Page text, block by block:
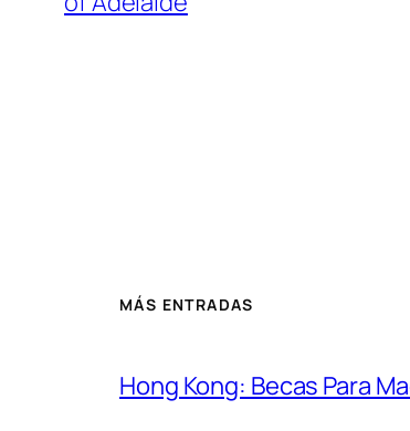
MÁS ENTRADAS
Hong Kong: Becas Para